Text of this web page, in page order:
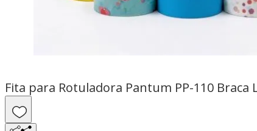
Fita para Rotuladora Pantum PP-110 Braca